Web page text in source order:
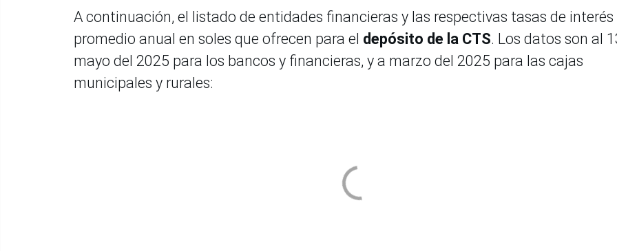
A continuación, el listado de entidades financieras y las respectivas tasas de interés
promedio anual en soles que ofrecen para el depósito de la CTS. Los datos son al
mayo del 2025 para los bancos y financieras, y a marzo del 2025 para las cajas
municipales y rurales: